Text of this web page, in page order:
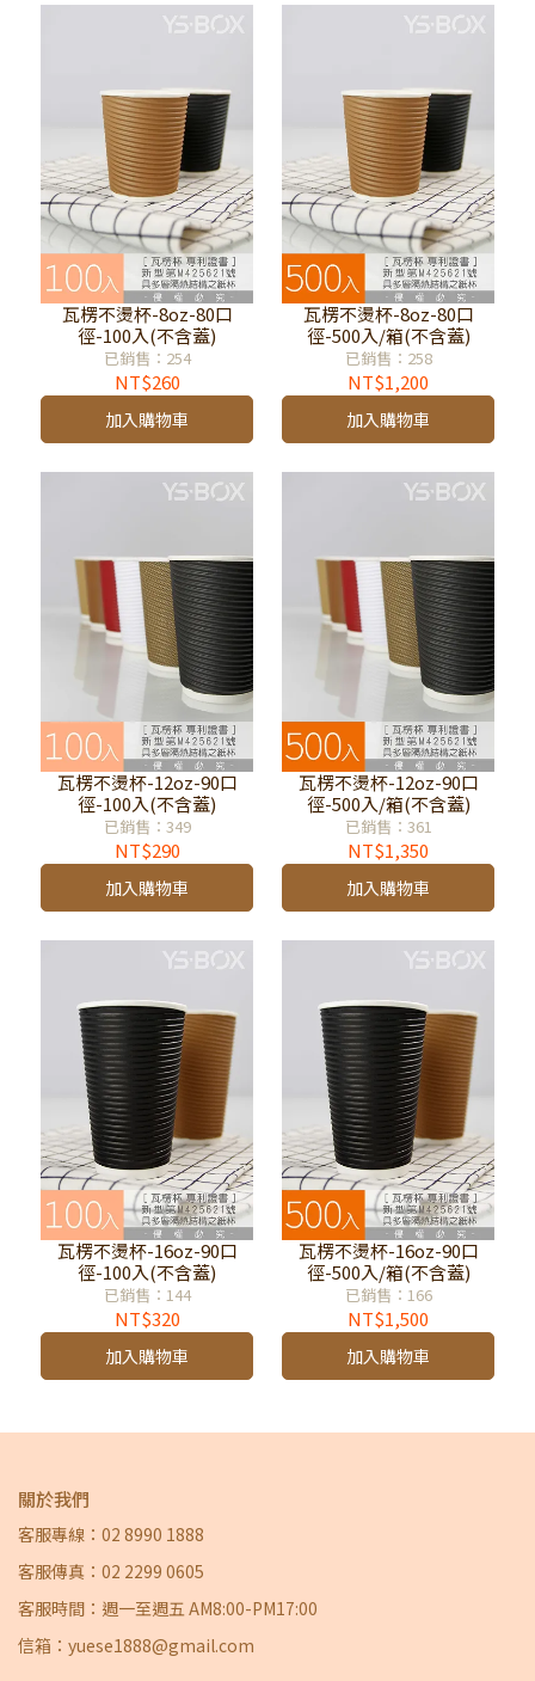
瓦楞不燙杯-8oz-80口
徑-100入(不含蓋)
已銷售：254
NT$260
加入購物車
瓦楞不燙杯-8oz-80口
徑-500入/箱(不含蓋)
已銷售：258
NT$1,200
加入購物車
瓦楞不燙杯-12oz-90口
徑-100入(不含蓋)
已銷售：349
NT$290
加入購物車
瓦楞不燙杯-12oz-90口
徑-500入/箱(不含蓋)
已銷售：361
NT$1,350
加入購物車
瓦楞不燙杯-16oz-90口
徑-100入(不含蓋)
已銷售：144
NT$320
加入購物車
瓦楞不燙杯-16oz-90口
徑-500入/箱(不含蓋)
已銷售：166
NT$1,500
加入購物車
關於我們
客服專線：02 8990 1888
客服傳真：02 2299 0605
客服時間：週一至週五 AM8:00-PM17:00
信箱：yuese1888@gmail.com